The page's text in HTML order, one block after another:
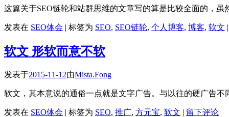
这篇关于SEO链轮和站群思维的文章写的算是比较全面的，
发表在 SEO体会 | 标签为 SEO, SEO链轮, 个人博客, 博客, 软文 |
软文 形软而意不软
发表于2015-11-12由Mista.Fong
软文，其本意说的通俗一点就是文字广告。与以往的硬广告
发表在 SEO体会 | 标签为 SEO, 推广, 方元宝, 软文 | 留下评论